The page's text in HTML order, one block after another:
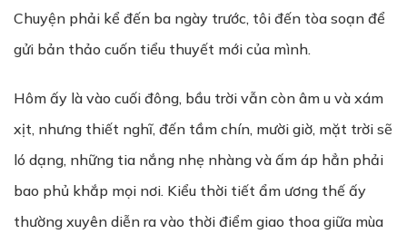
Chuyện phải kể đến ba ngày trước, tôi đến tòa soạn để
gửi bản thảo cuốn tiểu thuyết mới của mình.
Hôm ấy là vào cuối đông, bầu trời vẫn còn âm u và xám
xịt, nhưng thiết nghĩ, đến tầm chín, mười giờ, mặt trời sẽ
ló dạng, những tia nắng nhẹ nhàng và ấm áp hẳn phải
bao phủ khắp mọi nơi. Kiểu thời tiết ẩm ương thế ấy
thường xuyên diễn ra vào thời điểm giao thoa giữa mùa